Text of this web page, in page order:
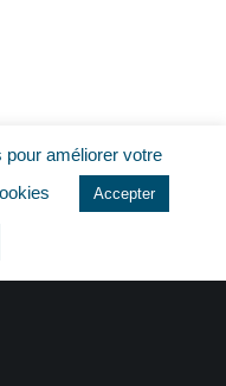
améliorer votre
Accepter